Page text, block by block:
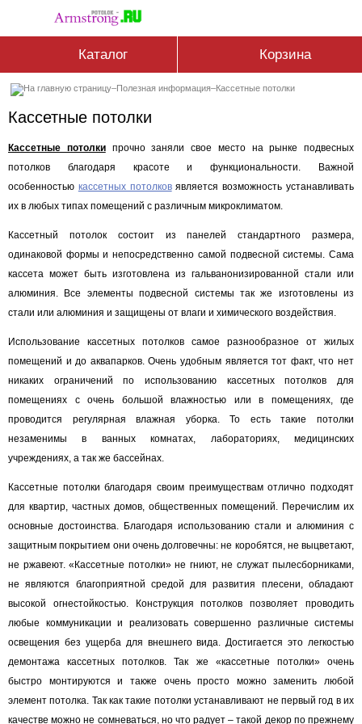
Каталог Корзина
–Полезная информация–Кассетные потолки
Кассетные потолки
Кассетные потолкипрочно заняли свое место на рынке подвесных
потолков благодаря красоте и функциональности. Важной
особенностью кассетных потолковявляется возможность устанавливать
их в любых типах помещений с различным микроклиматом.
Кассетный потолок состоит из панелей стандартного размера,
одинаковой формы и непосредственно самой подвесной системы. Сама
кассета может быть изготовлена из гальванонизированной стали или
алюминия. Все элементы подвесной системы так же изготовлены из
стали или алюминия и защищены от влаги и химического воздействия.
Использование кассетных потолков самое разнообразное от жилых
помещений и до аквапарков. Очень удобным является тот факт, что нет
никаких ограничений по использованию кассетных потолков для
помещениях с очень большой влажностью или в помещениях, где
проводится регулярная влажная уборка. То есть такие потолки
незаменимы в ванных комнатах, лабораториях, медицинских
учреждениях, а так же бассейнах.
Кассетные потолки благодаря своим преимуществам отлично подходят
для квартир, частных домов, общественных помещений. Перечислим их
основные достоинства. Благодаря использованию стали и алюминия с
защитным покрытием они очень долговечны: не коробятся, не выцветают,
не ржавеют. «Кассетные потолки» не гниют, не служат пылесборниками,
не являются благоприятной средой для развития плесени, обладают
высокой огнестойкостью. Конструкция потолков позволяет проводить
любые коммуникации и реализовать совершенно различные системы
освещения без ущерба для внешнего вида. Достигается это легкостью
демонтажа кассетных потолков. Так же «кассетные потолки» очень
быстро монтируются и также очень просто можно заменить любой
элемент потолка. Так как такие потолки устанавливают не первый год в их
качестве можно не сомневаться, но что радует – такой декор по прежнему